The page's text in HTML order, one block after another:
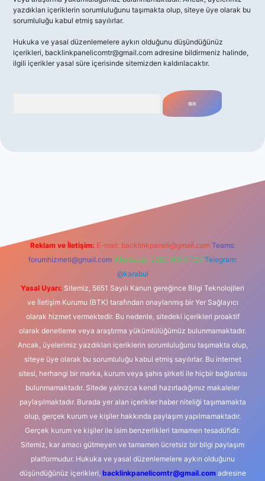
yazdıkları içeriklerin sorumluluğunu taşımakta olup, siteye üye olarak bu
sorumluluğu kabul etmiş sayılırlar.
Hukuka ve yasal düzenlemelere aykırı olduğunu düşündüğünüz
içerikleri, backlinkpanelicomtr@gmail.com adresine bildirmeniz halinde,
ilgili içerikler yasal süre içerisinde sitemizden kaldırılacaktır.
Reklam ve İletişim: E-mail: backlinkpaneli@gmail.com Teams:
forumhizmeti@gmail.com Whatsapp: 0262 606 0 726 Telegram:
@karabul
Yasal Uyarı: Sitemiz, 5651 Sayılı Kanun gereğince Bilgi Teknolojileri
ve İletişim Kurumu (BTK) tarafından onaylanmış bir Yer Sağlayıcı
olarak hizmet vermektedir. Bu nedenle, sitedeki içerikleri proaktif
olarak denetleme veya araştırma yükümlülüğümüz bulunmamaktadır.
Ancak, üyelerimiz yazdıkları içeriklerin sorumluluğunu taşımakta olup,
siteye üye olarak bu sorumluluğu kabul etmiş sayılırlar. Bu internet
sitesi, herhangi bir marka, kurum veya şahıs şirketi ile hiçbir bağlantısı
bulunmamaktadır. Sitede yalnızca kendi hazırladığımız makaleler
paylaşılmaktadır. Burada yer alan içerikler haber niteliği taşımamakta
olup, gerçek kurum ve kişiler hakkında paylaşım yapılmamaktadır.
Gerçek kurum ve kişiler ile isim benzerlikleri tamamen tesadüfidir.
Sitemiz, kar amacı gütmeyen ve tamamen ücretsiz bir bilgi paylaşım
platformudur. Hukuka ve yasal düzenlemelere aykırı olduğunu
düşündüğünüz içerikleri, backlinkpanelicomtr@gmail.comadresine